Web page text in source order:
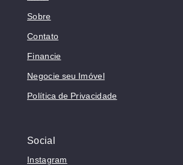
Sobre
Contato
Financie
Negocie seu Imóvel
Política de Privacidade
Social
Instagram